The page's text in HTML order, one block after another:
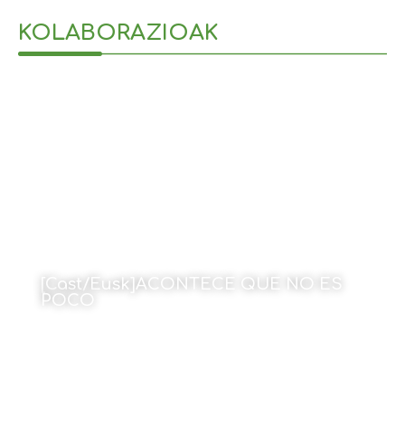
KOLABORAZIOAK
[Cast/Eusk]ACONTECE QUE NO ES
POCO